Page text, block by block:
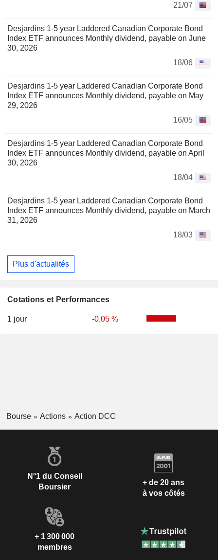
21/07
Desjardins 1-5 year Laddered Canadian Corporate Bond
Index ETF announces Monthly dividend, payable on June
30, 2026
18/06
Desjardins 1-5 year Laddered Canadian Corporate Bond
Index ETF announces Monthly dividend, payable on May
29, 2026
16/05
Desjardins 1-5 year Laddered Canadian Corporate Bond
Index ETF announces Monthly dividend, payable on April
30, 2026
18/04
Desjardins 1-5 year Laddered Canadian Corporate Bond
Index ETF announces Monthly dividend, payable on March
31, 2026
18/03
Plus d'actualités
Cotations et Performances
1 jour -0,05 %
Bourse Actions Action DCC
N°1 du Conseil
Boursier
+ de 20 ans
à vos côtés
+ 1 300 000
membres